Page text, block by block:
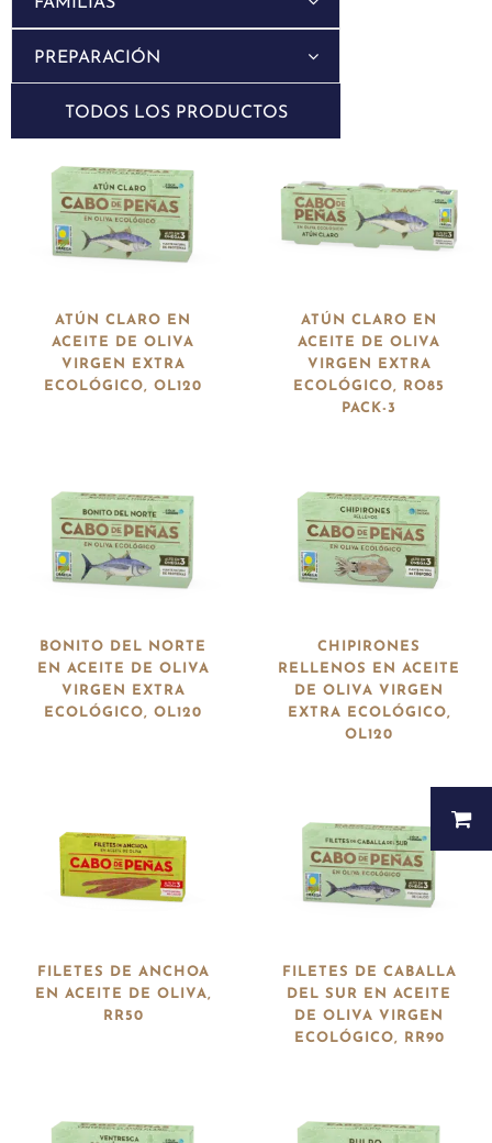
PREPARACIÓN
TODOS LOS PRODUCTOS
ATÚN CLARO EN
ACEITE DE OLIVA
VIRGEN EXTRA
ECOLÓGICO, OL120
ATÚN CLARO EN
ACEITE DE OLIVA
VIRGEN EXTRA
ECOLÓGICO, RO85
PACK-3
BONITO DEL NORTE
EN ACEITE DE OLIVA
VIRGEN EXTRA
ECOLÓGICO, OL120
CHIPIRONES
RELLENOS EN ACEITE
DE OLIVA VIRGEN
EXTRA ECOLÓGICO,
OL120
FILETES DE ANCHOA
EN ACEITE DE OLIVA,
RR50
FILETES DE CABALLA
DEL SUR EN ACEITE
DE OLIVA VIRGEN
ECOLÓGICO, RR90